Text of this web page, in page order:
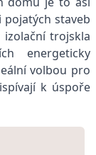
pojatých staveb
trojskla
energeticky
volbou pro
k úspoře